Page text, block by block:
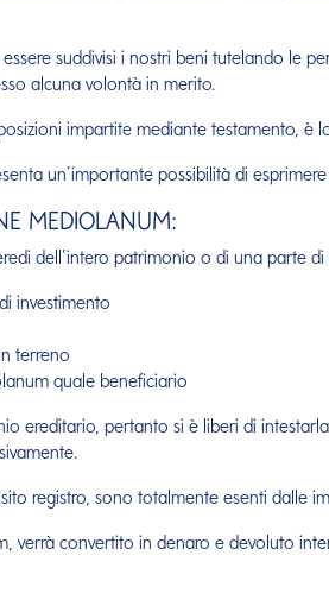
suddivisi i nostri beni tutelando le
alcuna volontà in merito.
impartite mediante testamento, è
un’importante possibilità di
MEDIOLANUM:
dell’intero patrimonio o di una parte di
investimento
terreno
quale beneficiario
ereditario, pertanto si è liberi di
registro, sono totalmente esenti dalle
verrà convertito in denaro e devoluto